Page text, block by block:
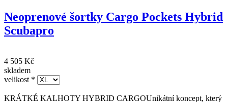
Neoprenové šortky Cargo Pockets Hybrid
Scubapro
4 505 Kč
skladem
velikost *